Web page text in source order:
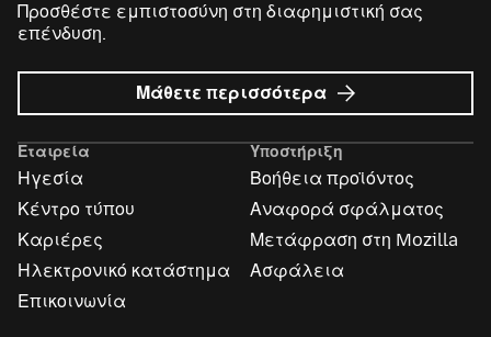
Προσθέστε εμπιστοσύνη στη διαφημιστική σας
επένδυση.
Μάθετε περισσότερα σχετικά
με
Mozilla
Εταιρεία
Ηγεσία
Κέντρο τύπου
Καριέρες
Ηλεκτρονικό κατάστημα
Επικοινωνία
Υποστήριξη
Βοήθεια προϊόντος
Αναφορά σφάλματος
Μετάφραση στη Mozilla
Ασφάλεια